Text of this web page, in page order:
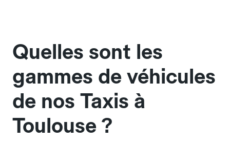
Quelles sont les
gammes de véhicules
de nos Taxis à
Toulouse ?